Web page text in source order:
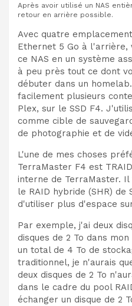
Après avoir utilisé un NAS
retour en arrière possible.
Avec quatre
Ethernet 5 Go à l'arrière,
ce NAS en un système
à peu près tout ce dont
débuter dans un
facilement plusieurs
Plex, sur le SSD F4.
comme cible de
de photographie et de
L'une de mes choses
TerraMaster F4 est
interne de TerraMaster.
le RAID hybride (SHR)
d'utiliser plus d'espace
Par exemple, j'ai deux
disques de 2 To dans
un total de 4 To de
traditionnel, je n'aurais
deux disques de 2 To
dans le cadre du pool
échanger un disque de 2